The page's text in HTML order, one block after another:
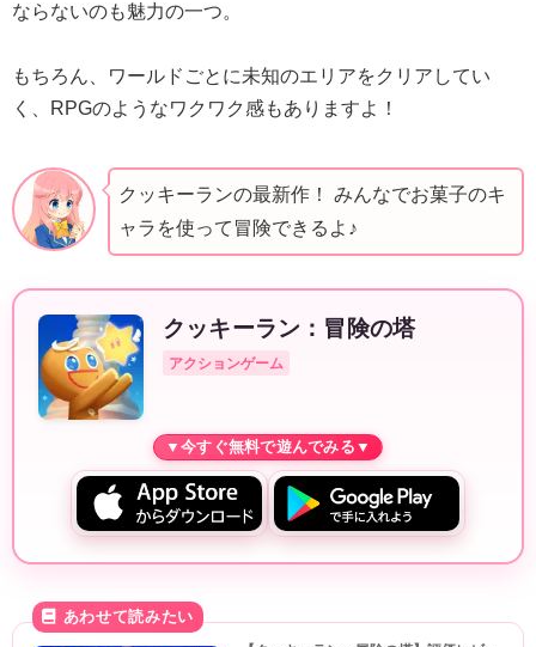
ならないのも魅力の一つ。
もちろん、ワールドごとに未知のエリアをクリアしてい
く、RPGのようなワクワク感もありますよ！
クッキーランの最新作！ みんなでお菓子のキ
ャラを使って冒険できるよ♪
クッキーラン：冒険の塔
アクションゲーム